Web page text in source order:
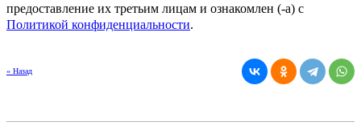
предоставление их третьим лицам и ознакомлен (-а) c
Политикой конфиденциальности.
« Назад